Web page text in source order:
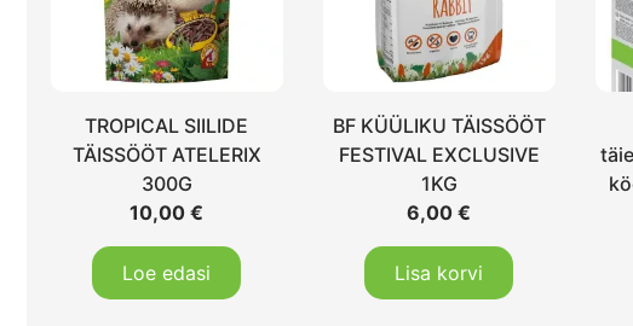
TROPICAL SIILIDE
TÄISSÖÖT ATELERIX
300G
10,00€
Loe edasi
BF KÜÜLIKU TÄISSÖÖT
FESTIVAL EXCLUSIVE
1KG
6,00€
Lisa korvi